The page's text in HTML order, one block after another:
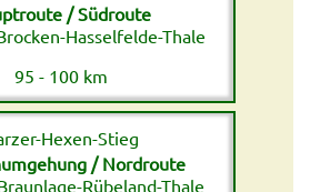
/ Südroute
Hasselfelde-Thale
95 - 100 km
Hexen-Stieg
/ Nordroute
Rübeland-Thale